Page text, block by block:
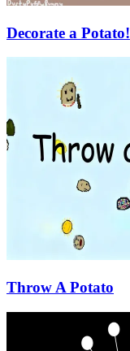
Decorate a Potato!
Throw A Potato